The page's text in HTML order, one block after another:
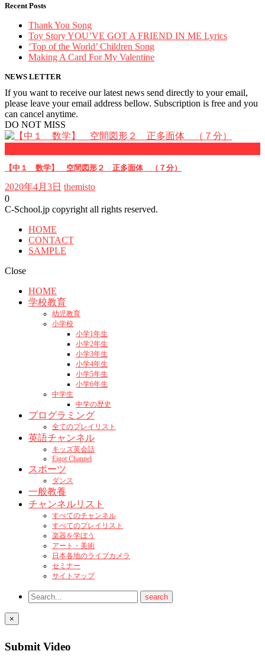
Recent Posts
Thank You Song
Toy Story YOU’VE GOT A FRIEND IN ME Lyrics
‘Top of the World’ Children Song
Making A Card For My Valentine
NEWS LETTER
If you want to receive our latest news send directly to your email,
please leave your email address bellow. Subscription is free and you
can cancel anytime.
DO NOT MISS
【中１ 数学】 空間図形２ 正多面体 （７分）
2020年4月3日 themisto
0
C-School.jp copyright all rights reserved.
HOME
CONTACT
SAMPLE
Close
HOME
学校教育
幼児教育
小学校
小学1年生
小学2年生
小学3年生
小学4年生
小学5年生
小学6年生
中学生
中学の歴史
プログラミング
全てのプレイリスト
英語チャンネル
キッズ英会話
Eigot Channel
スポーツ
ダンス
一般教養
チャンネルリスト
すべてのチャンネル
すべてのプレイリスト
楽器を学ぼう
アート・美術
日本各地のライブカメラ
セミナー
サイトマップ
×
Submit Video